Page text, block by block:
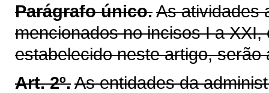
Parágrafo único.As atividades
mencionados no incisos I a
estabelecido neste artigo,
Art. 2º.As entidades da